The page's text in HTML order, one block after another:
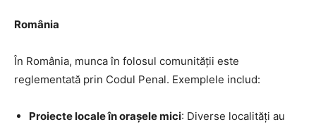
România
În România, munca în folosul comunității este
reglementată prin Codul Penal. Exemplele includ:
Proiecte locale în orașele mici: Diverse localități au